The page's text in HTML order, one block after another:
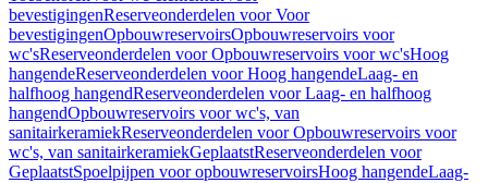
bevestigingenReserveonderdelen voor Voor
bevestigingenOpbouwreservoirsOpbouwreservoirs voor
wc'sReserveonderdelen voor Opbouwreservoirs voor wc'sHoog
hangendeReserveonderdelen voor Hoog hangendeLaag- en
halfhoog hangendReserveonderdelen voor Laag- en halfhoog
hangendOpbouwreservoirs voor wc's, van
sanitairkeramiekReserveonderdelen voor Opbouwreservoirs voor
wc's, van sanitairkeramiekGeplaatstReserveonderdelen voor
GeplaatstSpoelpijpen voor opbouwreservoirsHoog hangendeLaag-